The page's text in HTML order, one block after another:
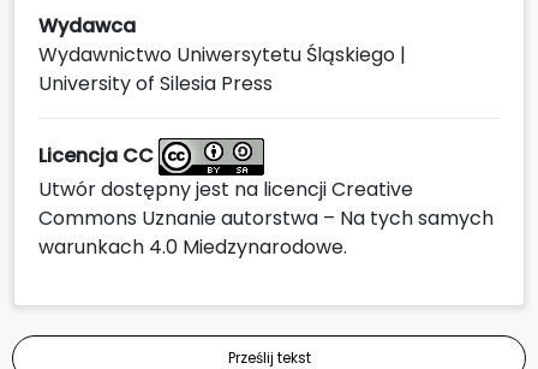
Wydawca
Wydawnictwo Uniwersytetu Śląskiego |
University of Silesia Press
Licencja CC
Utwór dostępny jest na licencjiCreative
Commons Uznanie autorstwa – Na tych samych
warunkach 4.0 Miedzynarodowe.
Prześlij tekst